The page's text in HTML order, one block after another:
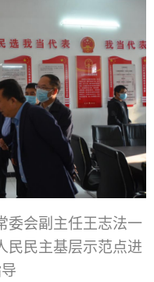
委会副主任王志法一
民民主基层示范点进